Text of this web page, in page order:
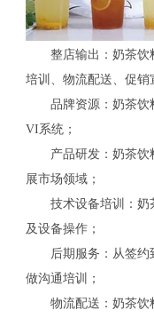
整店输出：奶茶饮
培训、物流配送、促销
品牌资源：奶茶饮
VI系统；
产品研发：奶茶饮
展市场领域；
技术设备培训：奶
及设备操作；
后期服务：从签约
做沟通培训；
物流配送：奶茶饮